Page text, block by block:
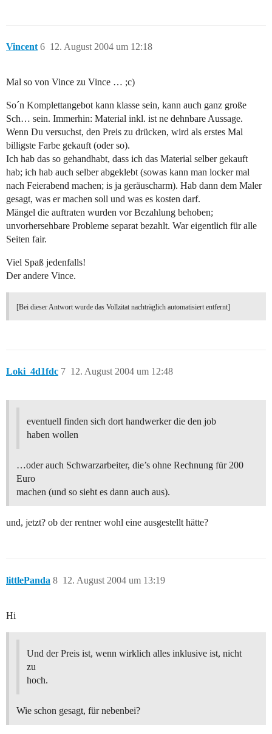
Vincent 12. August 2004 um 12:18
6
Mal so von Vince zu Vince … ;c)
So´n Komplettangebot kann klasse sein, kann auch ganz große
Sch… sein. Immerhin: Material inkl. ist ne dehnbare Aussage.
Wenn Du versuchst, den Preis zu drücken, wird als erstes Mal
billigste Farbe gekauft (oder so).
Ich hab das so gehandhabt, dass ich das Material selber gekauft
hab; ich hab auch selber abgeklebt (sowas kann man locker mal
nach Feierabend machen; is ja geräuscharm). Hab dann dem Maler
gesagt, was er machen soll und was es kosten darf.
Mängel die auftraten wurden vor Bezahlung behoben;
unvorhersehbare Probleme separat bezahlt. War eigentlich für alle
Seiten fair.
Viel Spaß jedenfalls!
Der andere Vince.
[Bei dieser Antwort wurde das Vollzitat nachträglich automatisiert entfernt]
Loki_4d1fdc 12. August 2004 um 12:48
7
eventuell finden sich dort handwerker die den job
haben wollen
…oder auch Schwarzarbeiter, die’s ohne Rechnung für 200
Euro
machen (und so sieht es dann auch aus).
und, jetzt? ob der rentner wohl eine ausgestellt hätte?
littlePanda 12. August 2004 um 13:19
8
Hi
Und der Preis ist, wenn wirklich alles inklusive ist, nicht
zu
hoch.
Wie schon gesagt, für nebenbei?